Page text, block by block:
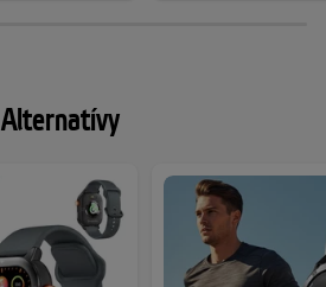
Alternatívy